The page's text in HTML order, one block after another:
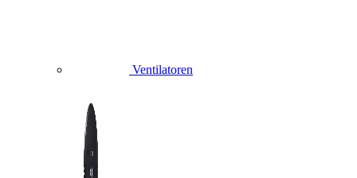
Ventilatoren